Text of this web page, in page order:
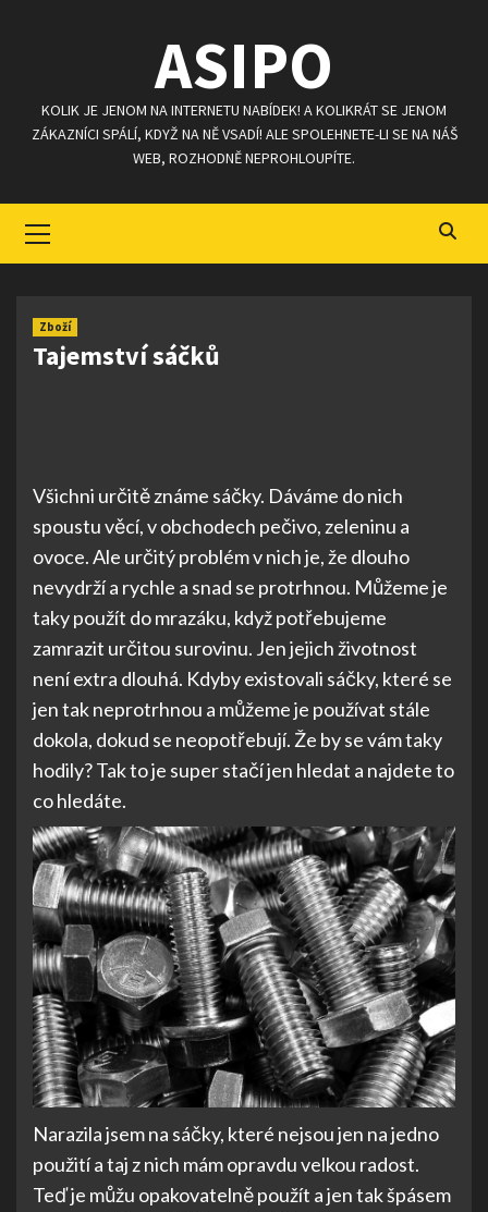
ASIPO
KOLIK JE JENOM NA INTERNETU NABÍDEK! A KOLIKRÁT SE JENOM
ZÁKAZNÍCI SPÁLÍ, KDYŽ NA NĚ VSADÍ! ALE SPOLEHNETE-LI SE NA NÁŠ
WEB, ROZHODNĚ NEPROHLOUPÍTE.
Menu
Zboží
Tajemství sáčků
Všichni určitě známe sáčky. Dáváme do nich
spoustu věcí, v obchodech pečivo, zeleninu a
ovoce. Ale určitý problém v nich je, že dlouho
nevydrží a rychle a snad se protrhnou. Můžeme je
taky použít do mrazáku, když potřebujeme
zamrazit určitou surovinu. Jen jejich životnost
není extra dlouhá. Kdyby existovali sáčky, které se
jen tak neprotrhnou a můžeme je používat stále
dokola, dokud se neopotřebují. Že by se vám taky
hodily? Tak to je super stačí jen hledat a najdete to
co hledáte.
Narazila jsem na sáčky, které nejsou jen na jedno
použití a taj z nich mám opravdu velkou radost.
Teď je můžu opakovatelně použít a jen tak špásem